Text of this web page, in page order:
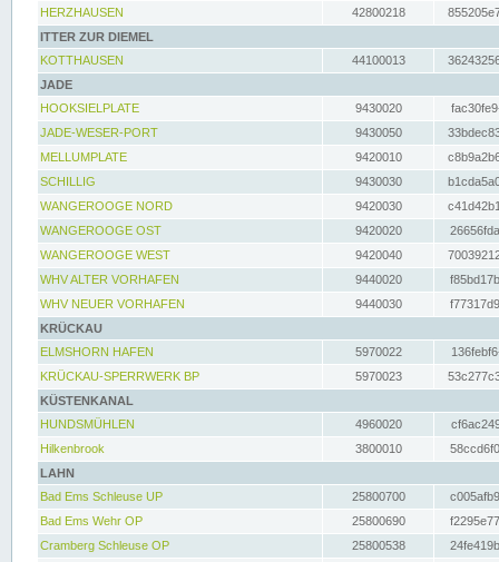
HERZHAUSEN
42800218
ITTER ZUR DIEMEL
KOTTHAUSEN
44100013
JADE
HOOKSIELPLATE
9430020
JADE-WESER-PORT
9430050
MELLUMPLATE
9420010
SCHILLIG
9430030
WANGEROOGE NORD
9420030
WANGEROOGE OST
9420020
WANGEROOGE WEST
9420040
WHV ALTER VORHAFEN
9440020
WHV NEUER VORHAFEN
9440030
KRÜCKAU
ELMSHORN HAFEN
5970022
KRÜCKAU-SPERRWERK BP
5970023
KÜSTENKANAL
HUNDSMÜHLEN
4960020
Hilkenbrook
3800010
LAHN
Bad Ems Schleuse UP
25800700
Bad Ems Wehr OP
25800690
Cramberg Schleuse OP
25800538